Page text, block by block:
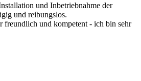
und Inbetriebnahme der
und reibungslos.
freundlich und kompetent - ich bin sehr